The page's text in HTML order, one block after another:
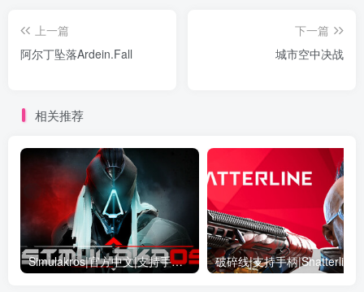
上一篇
阿尔丁坠落Ardein.Fall
下一篇
城市空中决战
相关推荐
Simulakros|官方中文|支持手柄|模拟杀戮|虚拟幻象 破碎线|支持手柄|Shatterline